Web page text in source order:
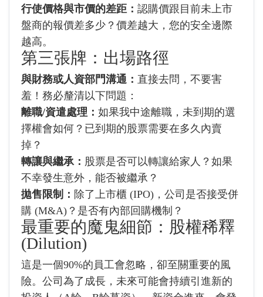
行使價格與市價的差距： 認購價跟目前未上市
盤商的報價差多少？價差越大，您的安全邊際
越高。
第三張牌：出場路徑
與財務或人資部門溝通： 直接去問，不要害
羞！務必釐清以下問題：
離職/資遣處理： 如果我中途離職，未到期的選
擇權會如何？已到期的股票需要在多久內賣
掉？
轉讓與繼承： 股票是否可以轉讓給家人？如果
不幸發生意外，能否被繼承？
拋售限制： 除了上市櫃 (IPO)，公司是否接受併
購 (M&A)？是否有內部回購機制？
最重要的魔鬼細節：股權稀釋
(Dilution)
這是一個90%的員工會忽略，卻至關重要的風
險。公司為了成長，未來可能會持續引進新的